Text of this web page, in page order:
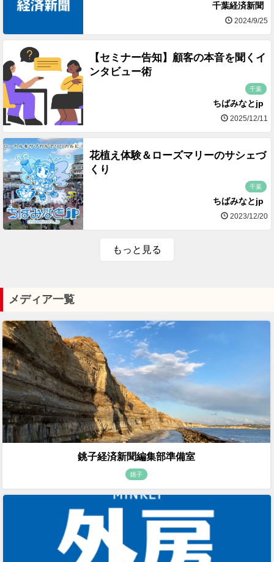
千葉経済新聞
2024/9/25
【セミナー告知】顧客の本音を聞くイ
ンタビュー術
千葉
ちばみなとjp
2025/12/11
花植え体験＆ローズマリーのサシェづ
くり
千葉
ちばみなとjp
2023/12/20
もっと見る
メディア一覧
銚子経済新聞編集部準備室
銚子